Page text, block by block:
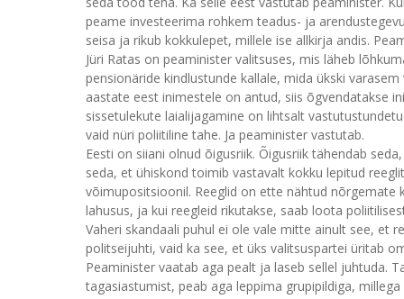
peame investeerima rohkem teadus- ja
seisa ja rikub kokkulepet, millele ise allkirja andis.
Jüri Ratas on peaminister valitsuses, mis läheb
pensionäride kindlustunde kallale, mida ükski
aastate eest inimestele on antud, siis õgvendatakse
sissetulekute laialijagamine on lihtsalt
vaid nüri poliitiline tahe. Ja peaminister vastutab.
Eesti on siiani olnud õigusriik. Õigusriik tähendab
seda, et ühiskond toimib vastavalt kokku lepitud
võimupositsioonil. Reeglid on ette nähtud nõrgemate
lahusus, ja kui reegleid rikutakse, saab loota
Vaheri skandaali puhul ei ole vale mitte ainult see, et
politseijuhti, vaid ka see, et üks valitsuspartei üritab
Peaminister vaatab aga pealt ja laseb sellel juhtuda.
tagasiastumist, peab aga leppima grupipildiga,